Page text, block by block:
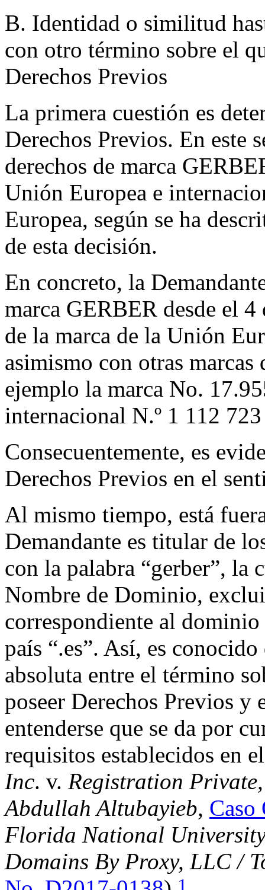
B. Identidad o similitud
con otro término sobre el
Derechos Previos
La primera cuestión es
Derechos Previos. En este
derechos de marca
Unión Europea e
Europea, según se ha
de esta decisión.
En concreto, la
marca GERBER desde el
de la marca de la Unión
asimismo con otras
ejemplo la marca No.
internacional N.º 1 112
Consecuentemente, es
Derechos Previos en el
Al mismo tiempo, está
Demandante es titular de
con la palabra “gerber”, la
Nombre de Dominio,
correspondiente al
país “.es”. Así, es
absoluta entre el término
poseer Derechos Previos
entenderse que se da por
requisitos establecidos en
Inc. v. Registration
Abdullah Altubayieb,
Florida National
Domains By Proxy, LLC /
1